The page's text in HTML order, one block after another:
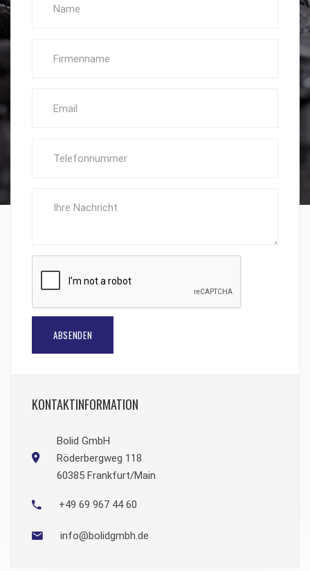
ABSENDEN
KONTAKTINFORMATION
Bolid GmbH
Röderbergweg 118
60385 Frankfurt/Main
+49 69 967 44 60
info@bolidgmbh.de